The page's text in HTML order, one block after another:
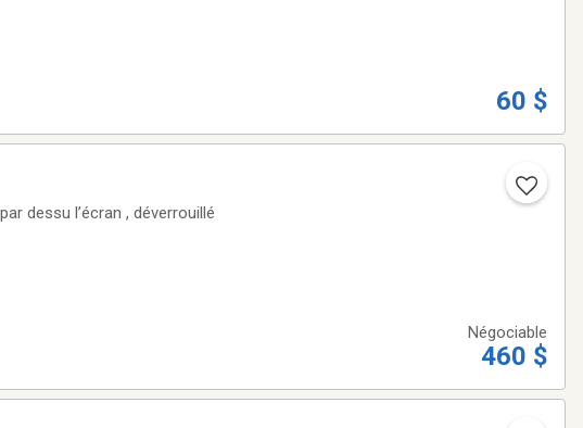
60 $
dessu l’écran , déverrouillé
Négociable
460 $